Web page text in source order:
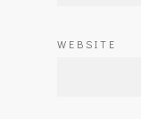
WEBSITE